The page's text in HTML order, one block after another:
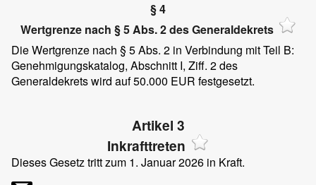
§ 4
Wertgrenze nach § 5 Abs. 2 des Generaldekrets
Die Wertgrenze nach § 5 Abs. 2 in Verbindung mit Teil B:
Genehmigungskatalog, Abschnitt I, Ziff. 2 des
Generaldekrets wird auf 50.000 EUR festgesetzt.
Artikel 3
Inkrafttreten
Dieses Gesetz tritt zum 1. Januar 2026 in Kraft.